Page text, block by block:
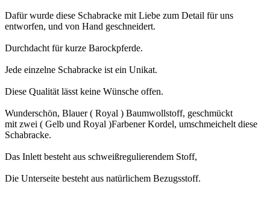
Dafür wurde diese Schabracke mit Liebe zum Detail für uns
entworfen, und von Hand geschneidert.
Durchdacht für kurze Barockpferde.
Jede einzelne Schabracke ist ein Unikat.
Diese Qualität lässt keine Wünsche offen.
Wunderschön, Blauer ( Royal ) Baumwollstoff, geschmückt
mit zwei ( Gelb und Royal )Farbener Kordel, umschmeichelt diese
Schabracke.
Das Inlett besteht aus schweißregulierendem Stoff,
Die Unterseite besteht aus natürlichem Bezugsstoff.